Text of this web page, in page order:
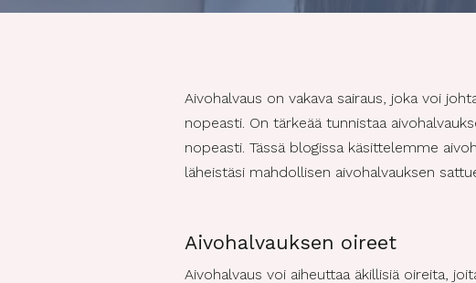
Aivohalvaus on vakava sairaus, joka voi
nopeasti. On tärkeää tunnistaa
nopeasti. Tässä blogissa käsittelemme
läheistäsi mahdollisen aivohalvauksen
Aivohalvauksen oireet
Aivohalvaus voi aiheuttaa äkillisiä oireita,